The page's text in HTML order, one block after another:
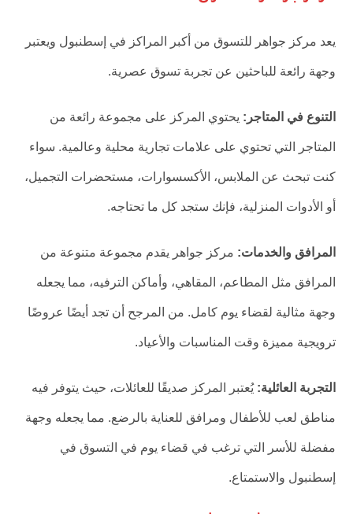
يعد مركز جواهر للتسوق من أكبر المراكز في إسطنبول ويعتبر
وجهة رائعة للباحثين عن تجربة تسوق عصرية.
التنوع في المتاجر: يحتوي المركز على مجموعة رائعة من
المتاجر التي تحتوي على علامات تجارية محلية وعالمية. سواء
كنت تبحث عن الملابس، الأكسسوارات، مستحضرات التجميل،
أو الأدوات المنزلية، فإنك ستجد كل ما تحتاجه.
المرافق والخدمات: مركز جواهر يقدم مجموعة متنوعة من
المرافق مثل المطاعم، المقاهي، وأماكن الترفيه، مما يجعله
وجهة مثالية لقضاء يوم كامل. من المرجح أن تجد أيضًا عروضًا
ترويجية مميزة وقت المناسبات والأعياد.
التجربة العائلية: يُعتبر المركز صديقًا للعائلات، حيث يتوفر فيه
مناطق لعب للأطفال ومرافق للعناية بالرضع. مما يجعله وجهة
مفضلة للأسر التي ترغب في قضاء يوم في التسوق في
إسطنبول والاستمتاع.